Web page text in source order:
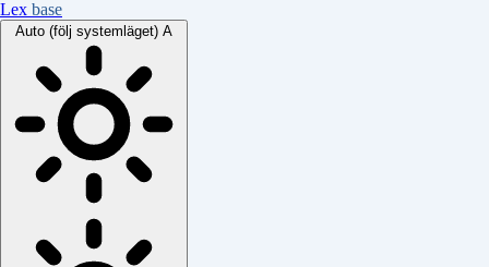
Lex base
Auto (följ systemläget) A